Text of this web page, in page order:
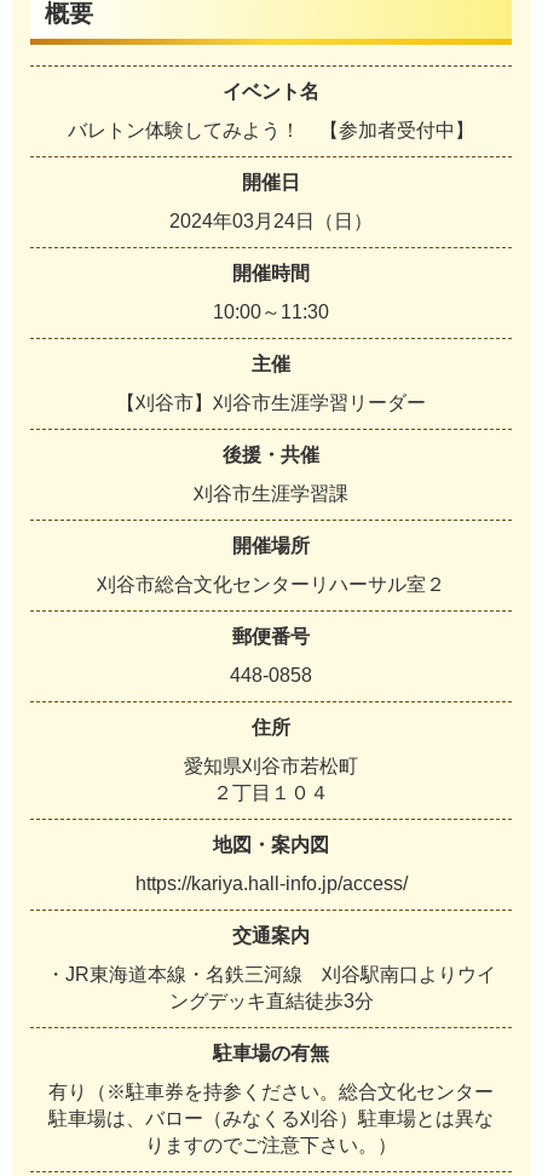
概要
イベント名
バレトン体験してみよう！ 【参加者受付中】
開催日
2024年03月24日（日）
開催時間
10:00～11:30
主催
【刈谷市】刈谷市生涯学習リーダー
後援・共催
刈谷市生涯学習課
開催場所
刈谷市総合文化センターリハーサル室２
郵便番号
448-0858
住所
愛知県刈谷市若松町
２丁目１０４
地図・案内図
https://kariya.hall-info.jp/access/
交通案内
・JR東海道本線・名鉄三河線 刈谷駅南口よりウイ
ングデッキ直結徒歩3分
駐車場の有無
有り（※駐車券を持参ください。総合文化センター
駐車場は、バロー（みなくる刈谷）駐車場とは異な
りますのでご注意下さい。）